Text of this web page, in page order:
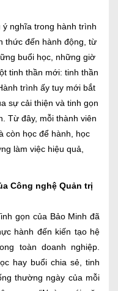
nghĩa trong hành trình
thức đến hành động, từ
buổi học, những giờ
tinh thần mới: tinh thần
trình ấy tuy mới bắt
sự cải thiện và tinh gọn
Từ đây, mỗi thành viên
còn học để hành, học
làm việc hiệu quả,
Công nghệ Quản trị
gọn của Bảo Minh đã
hành đến kiến tạo hệ
toàn doanh nghiệp.
hay buổi chia sẻ, tinh
thường ngày của mỗi